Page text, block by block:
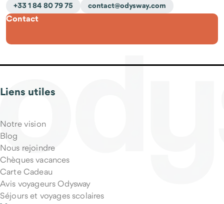
+33 1 84 80 79 75 contact@odysway.com
Contact
Liens utiles
Notre vision
Blog
Nous rejoindre
Chèques vacances
Carte Cadeau
Avis voyageurs Odysway
Séjours et voyages scolaires